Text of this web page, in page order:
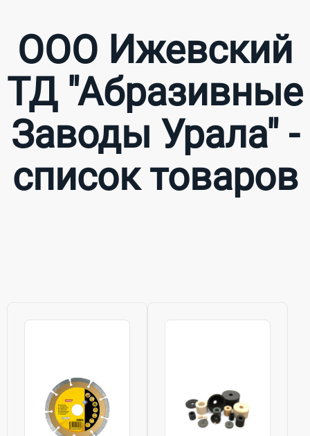
ООО Ижевский
ТД "Абразивные
Заводы Урала" -
список товаров